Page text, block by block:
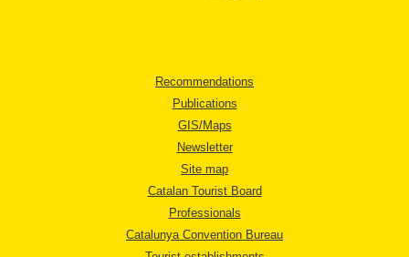
Recommendations
Publications
GIS/Maps
Newsletter
Site map
Catalan Tourist Board
Professionals
Catalunya Convention Bureau